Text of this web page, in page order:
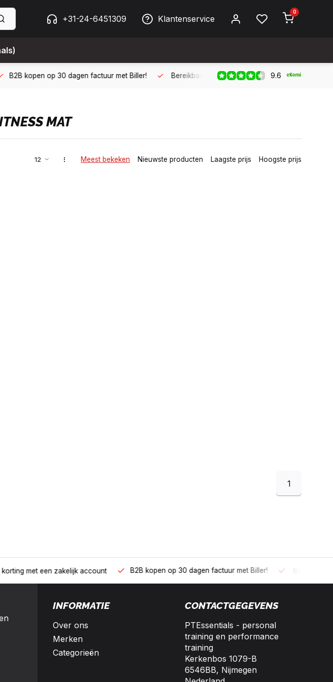
+31-24-6451309 Klantenservice
0
op 30 dagen factuur met Biller! Bereikbaar per telefoon op werkdagen van 09:00 tot
9.6
MAT
Meest bekeken Nieuwste producten Laagste prijs Hoogste prijs
1
zakelijk account B2B kopen op 30 dagen factuur met Biller! Bereikbaar per
INFORMATIE
Over ons
Merken
Categorieën
CONTACTGEGEVENS
PTEssentials - personal
training en performance
training
Kerkenbos 1079-B
6546BB, Nijmegen